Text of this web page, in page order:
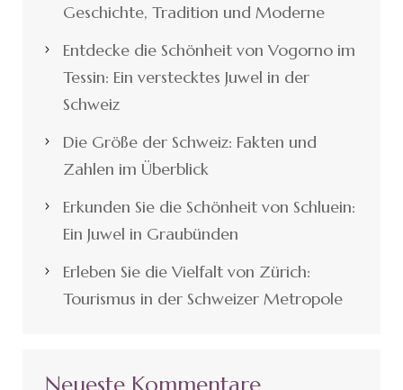
Geschichte, Tradition und Moderne
Entdecke die Schönheit von Vogorno im
Tessin: Ein verstecktes Juwel in der
Schweiz
Die Größe der Schweiz: Fakten und
Zahlen im Überblick
Erkunden Sie die Schönheit von Schluein:
Ein Juwel in Graubünden
Erleben Sie die Vielfalt von Zürich:
Tourismus in der Schweizer Metropole
Neueste Kommentare